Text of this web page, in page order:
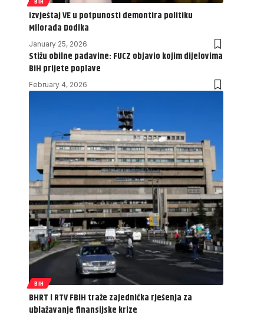
Izvještaj VE u potpunosti demontira politiku
Milorada Dodika
January 25, 2026
Stižu obilne padavine: FUCZ objavio kojim dijelovima
BiH prijete poplave
February 4, 2026
BIH
BHRT i RTV FBiH traže zajednička rješenja za
ublažavanje finansijske krize